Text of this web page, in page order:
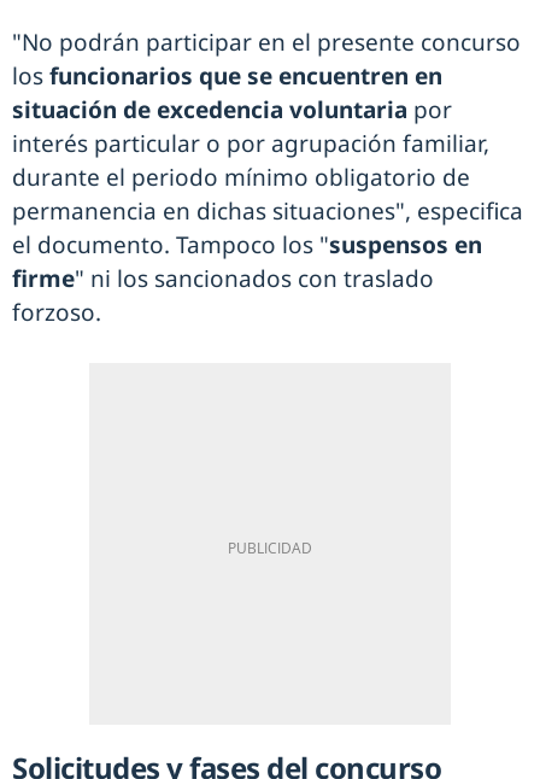
"No podrán participar en el presente concurso
losfuncionarios que se encuentren en
situación de excedencia voluntaria por
interés particular o por agrupación familiar,
durante el periodo mínimo obligatorio de
permanencia en dichas situaciones", especifica
el documento. Tampoco los "suspensos en
firme" ni los sancionados con traslado
forzoso.
Solicitudes y fases del concurso